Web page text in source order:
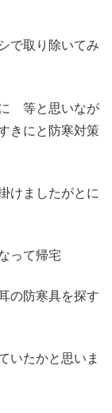
で取り除いてみ
に 等と思いなが
きにと防寒対策
けましたがとに
って帰宅
の防寒具を探す
いたかと思いま